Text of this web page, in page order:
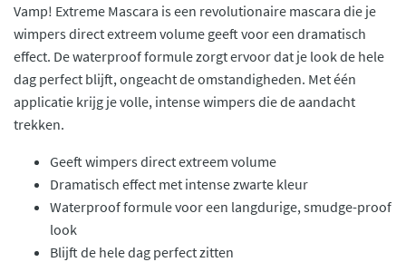
Vamp! Extreme Mascara is een revolutionaire mascara die je
wimpers direct extreem volume geeft voor een dramatisch
effect. De waterproof formule zorgt ervoor dat je look de hele
dag perfect blijft, ongeacht de omstandigheden. Met één
applicatie krijg je volle, intense wimpers die de aandacht
trekken.
Geeft wimpers direct extreem volume
Dramatisch effect met intense zwarte kleur
Waterproof formule voor een langdurige, smudge-proof
look
Blijft de hele dag perfect zitten